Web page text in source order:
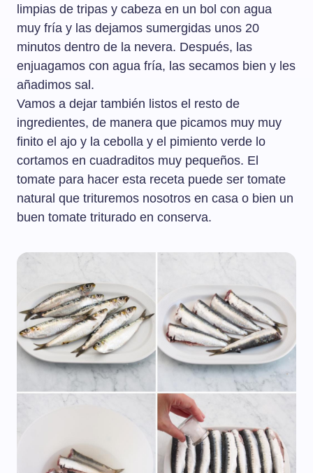
limpias de tripas y cabeza en un bol con agua
muy fría y las dejamos sumergidas unos 20
minutos dentro de la nevera. Después, las
enjuagamos con agua fría, las secamos bien y les
añadimos sal.
Vamos a dejar también listos el resto de
ingredientes, de manera que picamos muy muy
finito el ajo y la cebolla y el pimiento verde lo
cortamos en cuadraditos muy pequeños. El
tomate para hacer esta receta puede ser tomate
natural que trituremos nosotros en casa o bien un
buen tomate triturado en conserva.